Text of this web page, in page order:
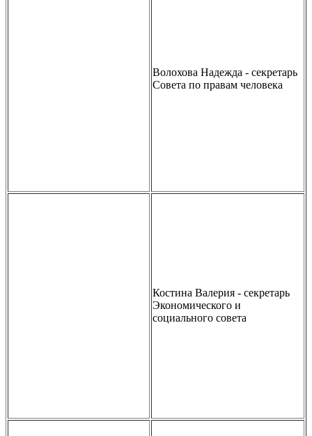
Волохова Надежда - секретарь
Совета по правам человека
Костина Валерия - секретарь
Экономического и
социального совета